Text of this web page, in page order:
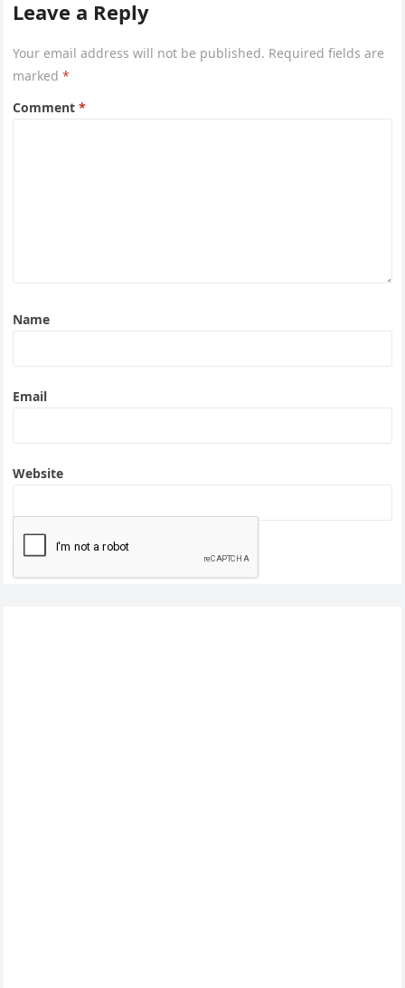
Leave a Reply
Your email address will not be published. Required fields are
marked*
Comment*
Name
Email
Website